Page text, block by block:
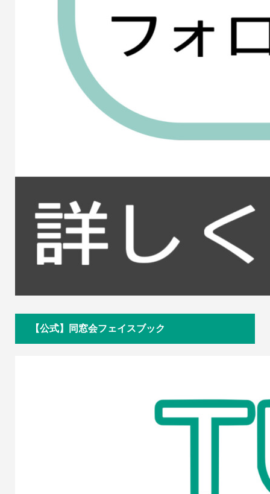
【公式】同窓会フェイスブック